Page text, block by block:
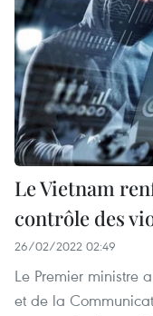
Le Vietnam
contrôle des
26/02/2022 02:49
Le Premier ministre
et de la